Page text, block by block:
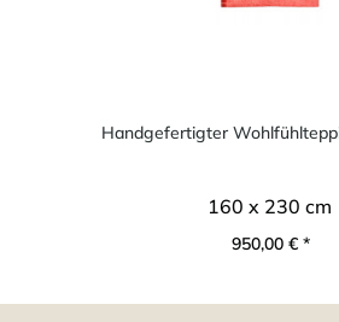
Handgefertigter
160 x 230 cm
950,00 € *